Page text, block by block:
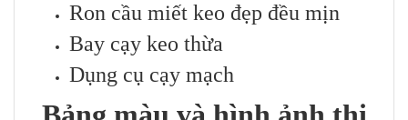
Ron cầu miết keo đẹp đều mịn
Bay cạy keo thừa
Dụng cụ cạy mạch